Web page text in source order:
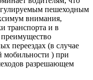
пешеходным
внимания,
транспорта и в
преимущество
переездах (в случае
мобильности ) при
разрешающем